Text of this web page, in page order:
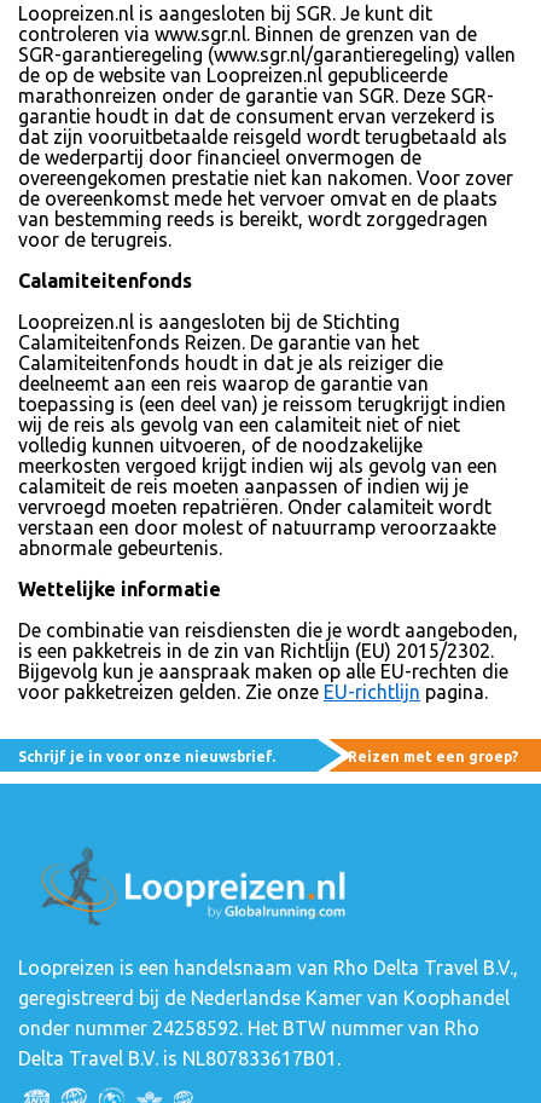
Loopreizen.nl is aangesloten bij SGR. Je kunt dit
controleren via www.sgr.nl. Binnen de grenzen van de
SGR-garantieregeling (www.sgr.nl/garantieregeling) vallen
de op de website van Loopreizen.nl gepubliceerde
marathonreizen onder de garantie van SGR. Deze SGR-
garantie houdt in dat de consument ervan verzekerd is
dat zijn vooruitbetaalde reisgeld wordt terugbetaald als
de wederpartij door financieel onvermogen de
overeengekomen prestatie niet kan nakomen. Voor zover
de overeenkomst mede het vervoer omvat en de plaats
van bestemming reeds is bereikt, wordt zorggedragen
voor de terugreis.
Calamiteitenfonds
Loopreizen.nl is aangesloten bij de Stichting
Calamiteitenfonds Reizen. De garantie van het
Calamiteitenfonds houdt in dat je als reiziger die
deelneemt aan een reis waarop de garantie van
toepassing is (een deel van) je reissom terugkrijgt indien
wij de reis als gevolg van een calamiteit niet of niet
volledig kunnen uitvoeren, of de noodzakelijke
meerkosten vergoed krijgt indien wij als gevolg van een
calamiteit de reis moeten aanpassen of indien wij je
vervroegd moeten repatriëren. Onder calamiteit wordt
verstaan een door molest of natuurramp veroorzaakte
abnormale gebeurtenis.
Wettelijke informatie
De combinatie van reisdiensten die je wordt aangeboden,
is een pakketreis in de zin van Richtlijn (EU) 2015/2302.
Bijgevolg kun je aanspraak maken op alle EU-rechten die
voor pakketreizen gelden. Zie onze EU-richtlijn pagina.
Schrijf je in voor onze nieuwsbrief. Reizen met een groep?
Loopreizen is een handelsnaam van Rho Delta Travel B.V.,
geregistreerd bij de Nederlandse Kamer van Koophandel
onder nummer 24258592. Het BTW nummer van Rho
Delta Travel B.V. is NL807833617B01.